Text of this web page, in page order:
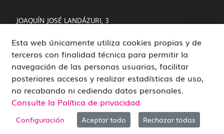
JOAQUÍN JOSÉ LANDÁZURI, 3
01008 VITORIA-GASTEIZ
POLÍTICA DE COOKIES Y PRIVACIDAD
CANAL DE DENUNCIAS
Esta web únicamente utiliza cookies propias y de
terceros con finalidad técnica para permitir la
navegación de las personas usuarias, facilitar
posteriores accesos y realizar estadísticas de uso,
no recabando ni cediendo datos personales.
Consulte la Política de privacidad
Configuración Aceptar todo Rechazar todas